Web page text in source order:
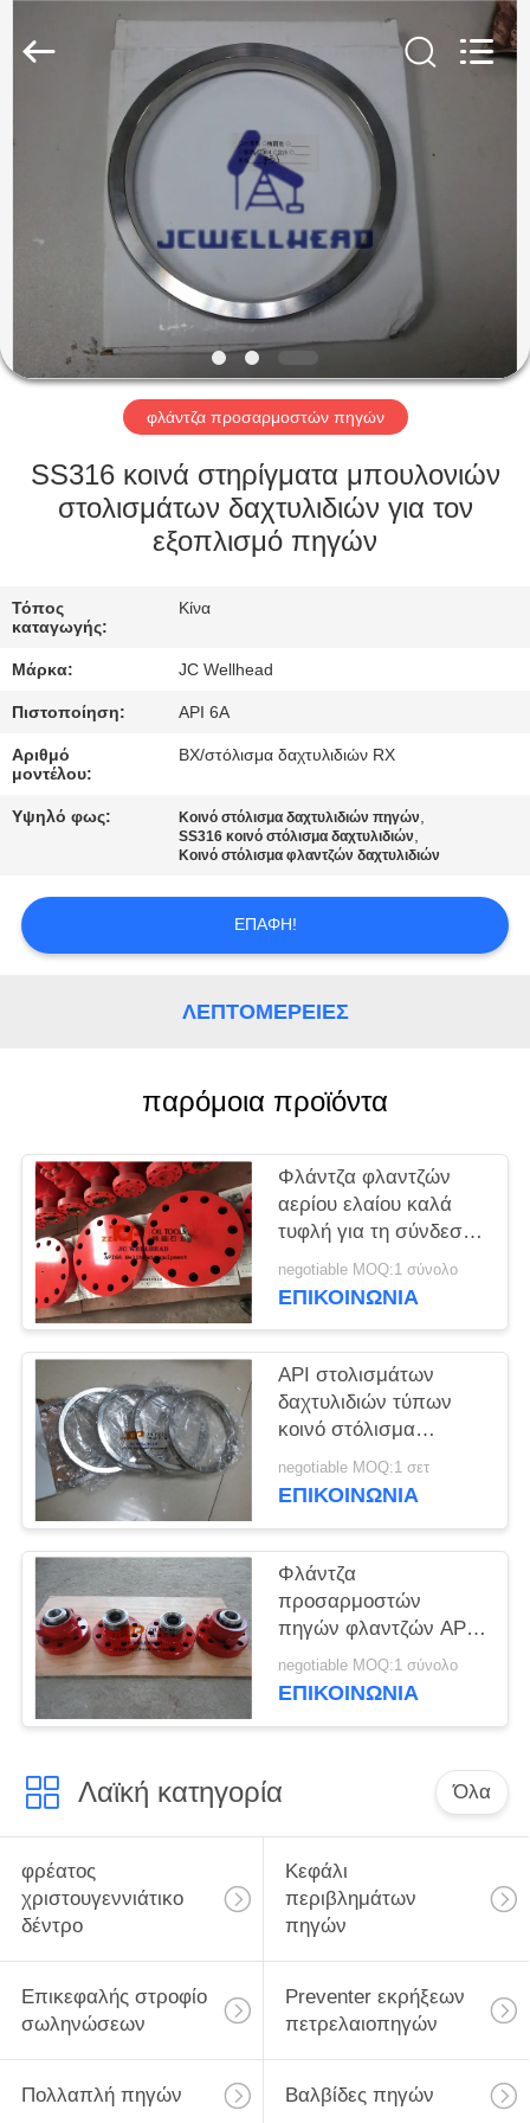
ΠΡΟΪΌΝΤΑ
ΠΕΡΊΠΟΥ
ΕΜΕΊΣ
ΓΎΡΟΣ
ΕΡΓΟΣΤΑΣΊΩΝ
ΠΟΙΟΤΙΚΌΣ
ΈΛΕΓΧΟΣ
ΜΑΣ
ΕΛΆΤΕ
ΕΠΑΦΉ
ΜΕ
ΠΕΡΙΠΤΏΣΕΙΣ
CO.，
φλάντζα προσαρμοστών πηγών
SS316 κοινά στηρίγματα μπουλονιών
στολισμάτων δαχτυλιδιών για τον
εξοπλισμό πηγών
Τόπος
καταγωγής:
Κίνα
Μάρκα: JC Wellhead
Πιστοποίηση: API 6A
Αριθμό
μοντέλου:
BX/στόλισμα δαχτυλιδιών RX
Υψηλό φως: Κοινό στόλισμα δαχτυλιδιών πηγών,
SS316 κοινό στόλισμα δαχτυλιδιών,
Κοινό στόλισμα φλαντζών δαχτυλιδιών
ΕΠΑΦΉ!
ΛΕΠΤΟΜΈΡΕΙΕΣ
παρόμοια προϊόντα
Φλάντζα φλαντζών
αερίου ελαίου καλά
τυφλή για τη σύνδεση
εξοπλισμού πηγών
negotiable MOQ:1 σύνολο
ΕΠΙΚΟΙΝΩΝΊΑ
API στολισμάτων
δαχτυλιδιών τύπων
κοινό στόλισμα
δαχτυλιδιών
ανοξείδωτου ωοειδές
negotiable MOQ:1 σετ
ΕΠΙΚΟΙΝΩΝΊΑ
Φλάντζα
προσαρμοστών
πηγών φλαντζών API
6A WECO με τη
σύνδεση ένωσης
negotiable MOQ:1 σύνολο
ΕΠΙΚΟΙΝΩΝΊΑ
Λαϊκή κατηγορία Όλα
φρέατος
χριστουγεννιάτικο
δέντρο
Κεφάλι
περιβλημάτων
πηγών
Επικεφαλής στροφίο
σωληνώσεων
Preventer εκρήξεων
πετρελαιοπηγών
Πολλαπλή πηγών Βαλβίδες πηγών